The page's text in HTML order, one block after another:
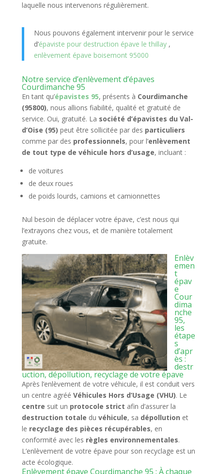
laquelle nous intervenons régulièrement.
Nous pouvons également intervenir pour le service
d’épaviste pour destruction épave le thillay ,
enlèvement épave boisemont 95000
Notre service d’enlèvement d’épaves
Courdimanche 95
En tant qu’épavistes 95, présents à Courdimanche
(95800), nous allions fiabilité, qualité et gratuité de
service. Oui, gratuité. La société d’épavistes du Val-
d’Oise (95) peut être sollicitée par des particuliers
comme par des professionnels, pour l’enlèvement
de tout type de véhicule hors d’usage, incluant :
de voitures
de deux roues
de poids lourds, camions et camionnettes
Nul besoin de déplacer votre épave, c’est nous qui
l’extrayons chez vous, et de manière totalement
gratuite.
Enlèv
emen
t
épav
e
Cour
dima
nche
95,
les
étape
s
d’apr
ès :
destr
uction, dépollution, recyclage de votre épave
Après l’enlèvement de votre véhicule, il est conduit vers
un centre agréé Véhicules Hors d’Usage (VHU). Le
centre suit un protocole strict afin d’assurer la
destruction totale du véhicule, sa dépollution et
le recyclage des pièces récupérables, en
conformité avec les règles environnementales.
L’enlèvement de votre épave pour son recyclage est un
acte écologique.
Enlèvement épave Courdimanche 95 : À chaque